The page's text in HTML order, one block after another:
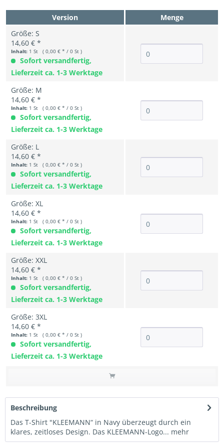
Version
Menge
Größe: S
14,60 € *
Inhalt: 1 St ( 0,00 € * / 0 St )
Sofort versandfertig,
Lieferzeit ca. 1-3 Werktage
Größe: M
14,60 € *
Inhalt: 1 St ( 0,00 € * / 0 St )
Sofort versandfertig,
Lieferzeit ca. 1-3 Werktage
Größe: L
14,60 € *
Inhalt: 1 St ( 0,00 € * / 0 St )
Sofort versandfertig,
Lieferzeit ca. 1-3 Werktage
Größe: XL
14,60 € *
Inhalt: 1 St ( 0,00 € * / 0 St )
Sofort versandfertig,
Lieferzeit ca. 1-3 Werktage
Größe: XXL
14,60 € *
Inhalt: 1 St ( 0,00 € * / 0 St )
Sofort versandfertig,
Lieferzeit ca. 1-3 Werktage
Größe: 3XL
14,60 € *
Inhalt: 1 St ( 0,00 € * / 0 St )
Sofort versandfertig,
Lieferzeit ca. 1-3 Werktage
Beschreibung
Das T-Shirt "KLEEMANN“ in Navy überzeugt durch ein
klares, zeitloses Design. Das KLEEMANN-Logo... mehr